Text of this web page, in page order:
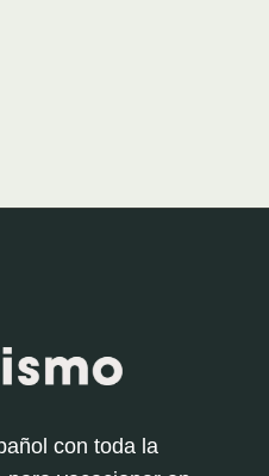
con toda la